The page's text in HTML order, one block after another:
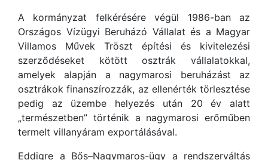
A kormányzat felkérésére végül 1986-ban az
Országos Vízügyi Beruházó Vállalat és a Magyar
Villamos Művek Tröszt építési és kivitelezési
szerződéseket kötött osztrák vállalatokkal,
amelyek alapján a nagymarosi beruházást az
osztrákok finanszírozzák, az ellenérték törlesztése
pedig az üzembe helyezés után 20 év alatt
„természetben” történik a nagymarosi erőműben
termelt villanyáram exportálásával.
Eddigre a Bős–Nagymaros-ügy a rendszerváltás